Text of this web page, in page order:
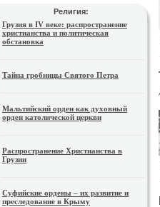
Религия:
Грузия в IV веке: распространение
христианства и политическая
обстановка
Тайна гробницы Святого Петра
Мальтийский орден как духовный
орден католической церкви
Распространение Христианства в
Грузии
Суфийские ордены – их развитие и
преследование в Крыму